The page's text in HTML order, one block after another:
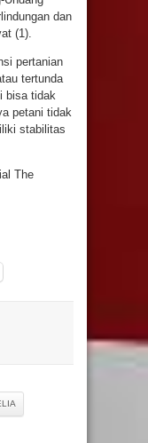
dan
(1).
pertanian
tertunda
bisa tidak
petani tidak
stabilitas
The